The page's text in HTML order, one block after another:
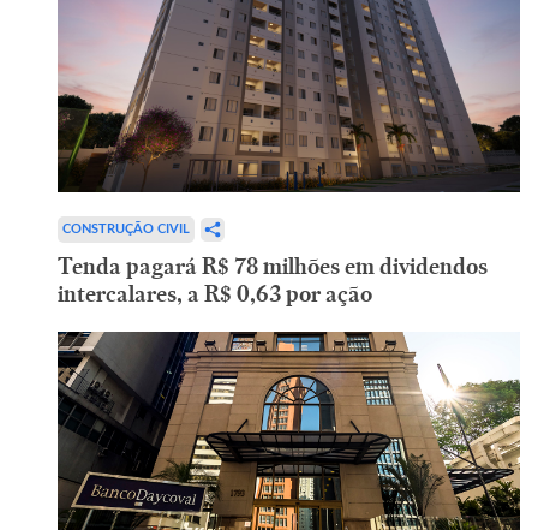
CONSTRUÇÃO CIVIL
Tenda pagará R$ 78 milhões em dividendos
intercalares, a R$ 0,63 por ação